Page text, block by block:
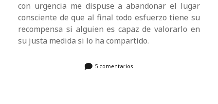
con urgencia me dispuse a abandonar el lugar
consciente de que al final todo esfuerzo tiene su
recompensa si alguien es capaz de valorarlo en
su justa medida si lo ha compartido.
5 comentarios